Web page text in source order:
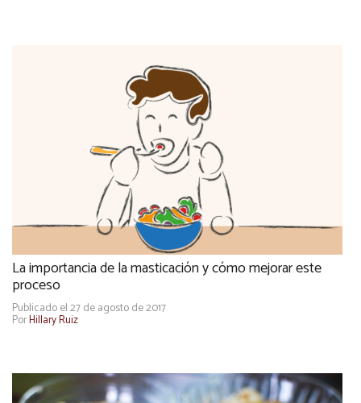
La importancia de la masticación y cómo mejorar este
proceso
Publicado el 27 de agosto de 2017
PorHillary Ruiz